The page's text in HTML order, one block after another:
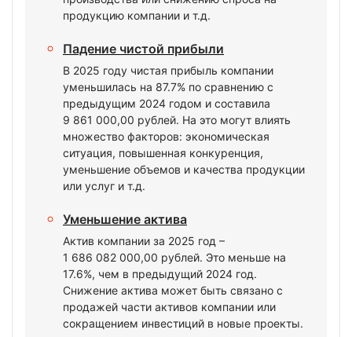
продукцию компании и т.д.
Падение чистой прибыли
В 2025 году чистая прибыль компании
уменьшилась на 87.7% по сравнению с
предыдущим 2024 годом и составила
9 861 000,00 рублей. На это могут влиять
множество факторов: экономическая
ситуация, повышенная конкуренция,
уменьшение объемов и качества продукции
или услуг и т.д.
Уменьшение актива
Актив компании за 2025 год –
1 686 082 000,00 рублей. Это меньше на
17.6%, чем в предыдущий 2024 год.
Снижение актива может быть связано с
продажей части активов компании или
сокращением инвестиций в новые проекты.